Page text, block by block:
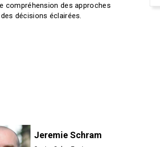
compréhension des approches
décisions éclairées.
Jeremie Schram